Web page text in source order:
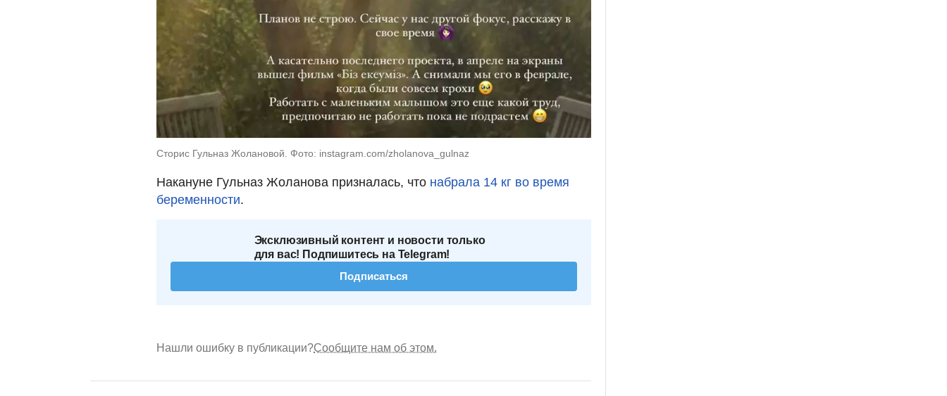
Сторис Гульназ Жолановой. Фото: instagram.com/zholanova_gulnaz
Накануне Гульназ Жоланова призналась, что набрала 14 кг во время
беременности.
Эксклюзивный контент и новости только
для вас! Подпишитесь на Telegram!
Подписаться
Нашли ошибку в публикации?Сообщите нам об этом.